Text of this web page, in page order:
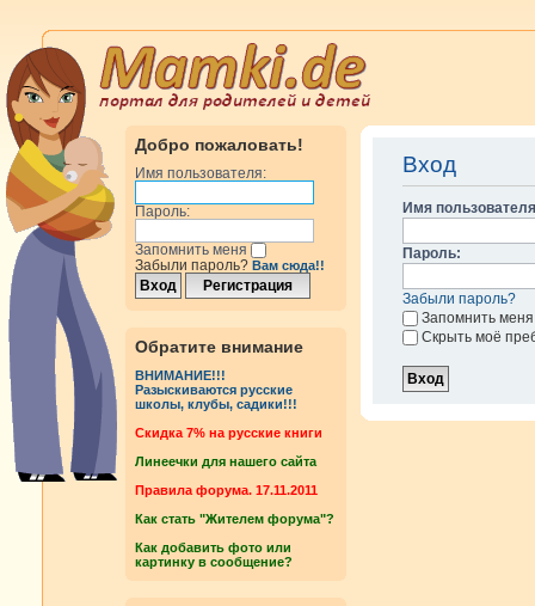
Добро пожаловать!
Имя пользователя:
Пароль:
Запомнить меня
Забыли пароль? Вам сюда!!
Обратите внимание
ВНИМАНИЕ!!!
Разыскиваются русские
школы, клубы, садики!!!
Cкидка 7% на русские книги
Линеечки для нашего сайта
Правила форума. 17.11.2011
Как стать "Жителем форума"?
Как добавить фото или
картинку в сообщение?
Вход
Имя
Пароль:
Забыли пароль?
Запомнить меня
Скрыть моё